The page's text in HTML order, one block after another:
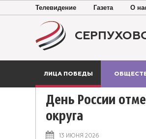
Телевидение Газета О
ЛИЦА ПОБЕДЫ
День России
округа
13 ИЮНЯ 2026